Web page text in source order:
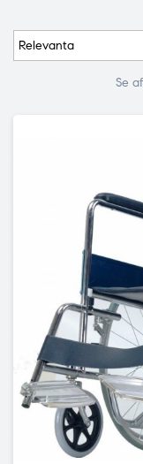
Relevanta
Se